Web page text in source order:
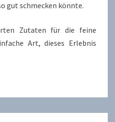
gut schmecken könnte.
Zutaten für die feine
Art, dieses Erlebnis